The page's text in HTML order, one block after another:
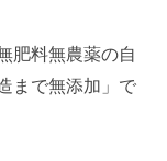
肥料無農薬の自
まで無添加」で